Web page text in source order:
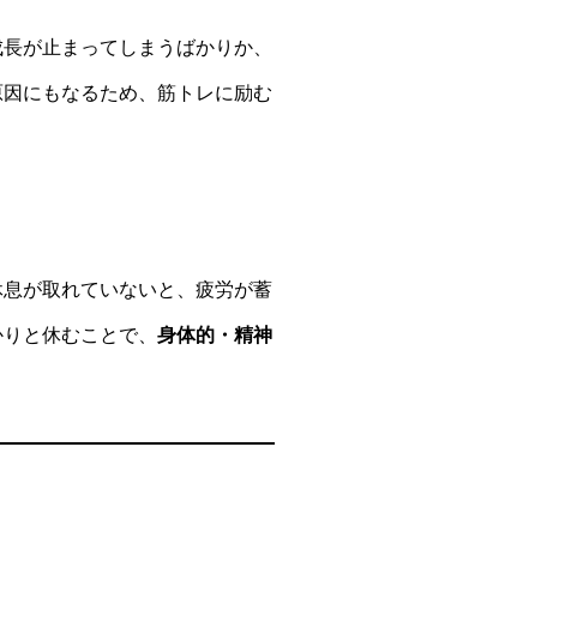
が止まってしまうばかりか、
にもなるため、筋トレに励む
が取れていないと、疲労が蓄
と休むことで、 身体的・精神